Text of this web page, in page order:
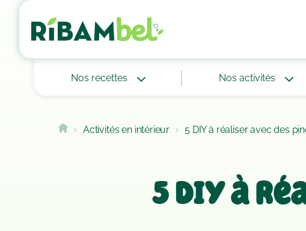
Nos recettes Nos activités
Activités en intérieur 5 DIY à réaliser avec des
5 DIY à
Cookies management panel